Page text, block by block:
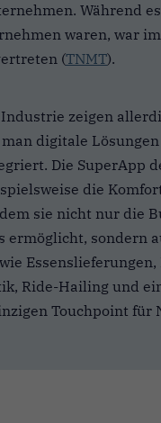
Während
waren, war
(TNMT).
zeigen
digitale
Die SuperApp
die
sie nicht nur die
ermöglicht, sondern
Essenslieferungen,
Ride-Hailing und
Touchpoint für